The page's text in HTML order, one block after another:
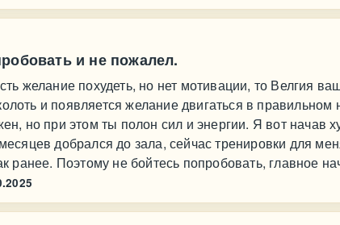
и не пожалел.
желание похудеть, но нет мотивации, то Велгия
и появляется желание двигаться в правильном
но при этом ты полон сил и энергии. Я вот начав
добрался до зала, сейчас тренировки для
ранее. Поэтому не бойтесь попробовать, главное